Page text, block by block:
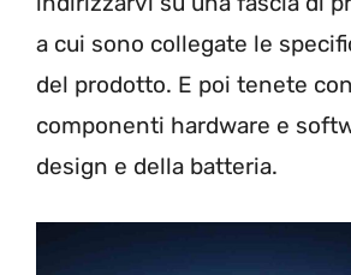
a cui sono collegate le
del prodotto. E poi tenete
componenti hardware e
design e della batteria.